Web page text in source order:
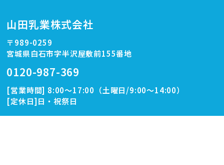
山田乳業株式会社
〒989-0259
宮城県白石市字半沢屋敷前155番地
0120-987-369
[営業時間] 8:00～17:00（土曜日/9:00～14:00）
[定休日]日・祝祭日